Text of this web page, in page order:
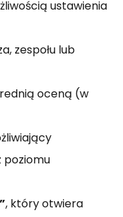
ustawienia
zespołu lub
oceną (w
poziomu
, który otwiera